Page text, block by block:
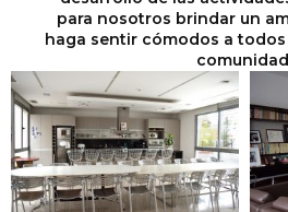
para nosotros brindar un
haga sentir cómodos a